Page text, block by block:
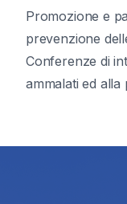
Promozione e
prevenzione
Conferenze di
ammalati ed alla